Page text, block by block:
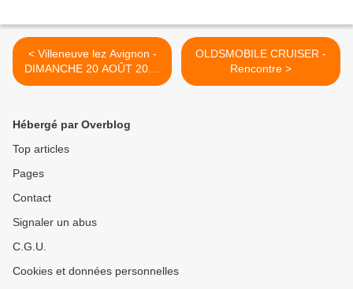
< Villeneuve lez Avignon -
DIMANCHE 20 AOÛT 2017
avec LES RENDEZ-VOUS
OLDSMOBILE CRUISER -
Rencontre >
Hébergé par Overblog
Top articles
Pages
Contact
Signaler un abus
C.G.U.
Cookies et données personnelles